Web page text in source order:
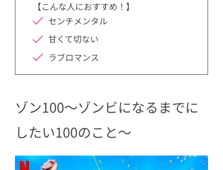
【こんな人におすすめ！】
センチメンタル
甘くて切ない
ラブロマンス
ゾン100〜ゾンビになるまでに
したい100のこと〜